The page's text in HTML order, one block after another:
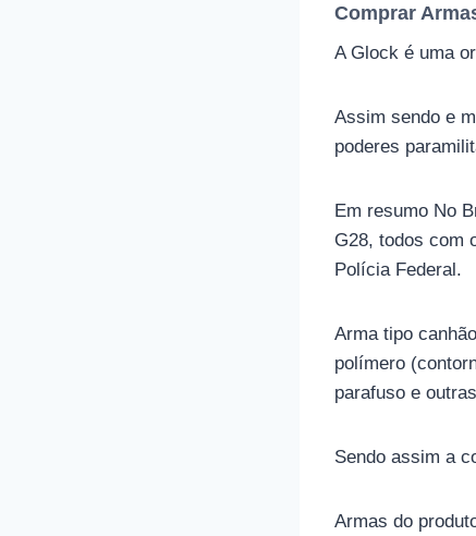
Comprar
A Glock é uma
Assim sendo e
poderes
Em resumo No
G28, todos com
Polícia Federal.
Arma tipo
polímero
parafuso e
Sendo assim a
Armas do